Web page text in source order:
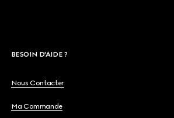
BESOIN D'AIDE ?
Nous Contacter
Ma Commande